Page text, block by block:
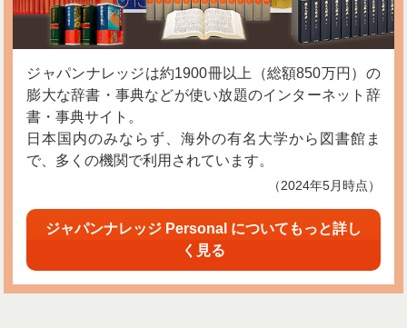
ジャパンナレッジは約1900冊以上（総額850万円）の
膨大な辞書・事典などが使い放題のインターネット辞
書・事典サイト。
日本国内のみならず、海外の有名大学から図書館ま
で、多くの機関で利用されています。
（2024年5月時点）
ジャパンナレッジ Personal についてもっと詳し
く見る